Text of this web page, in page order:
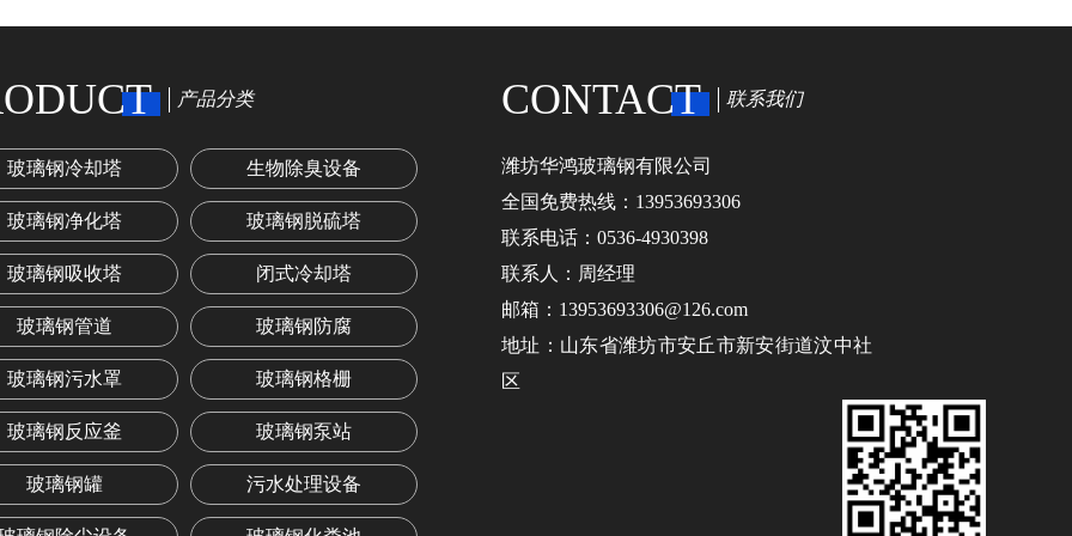
产品分类
玻璃钢冷却塔 生物除臭设备
玻璃钢净化塔 玻璃钢脱硫塔
玻璃钢吸收塔 闭式冷却塔
玻璃钢管道 玻璃钢防腐
玻璃钢污水罩 玻璃钢格栅
玻璃钢反应釜 玻璃钢泵站
玻璃钢罐 污水处理设备
CONTACT 联系我们
潍坊华鸿玻璃钢有限公司
全国免费热线：13953693306
联系电话：0536-4930398
联系人：周经理
邮箱：13953693306@126.com
地址：山东省潍坊市安丘市新安街道汶中社
区